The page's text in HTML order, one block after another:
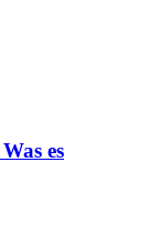
es